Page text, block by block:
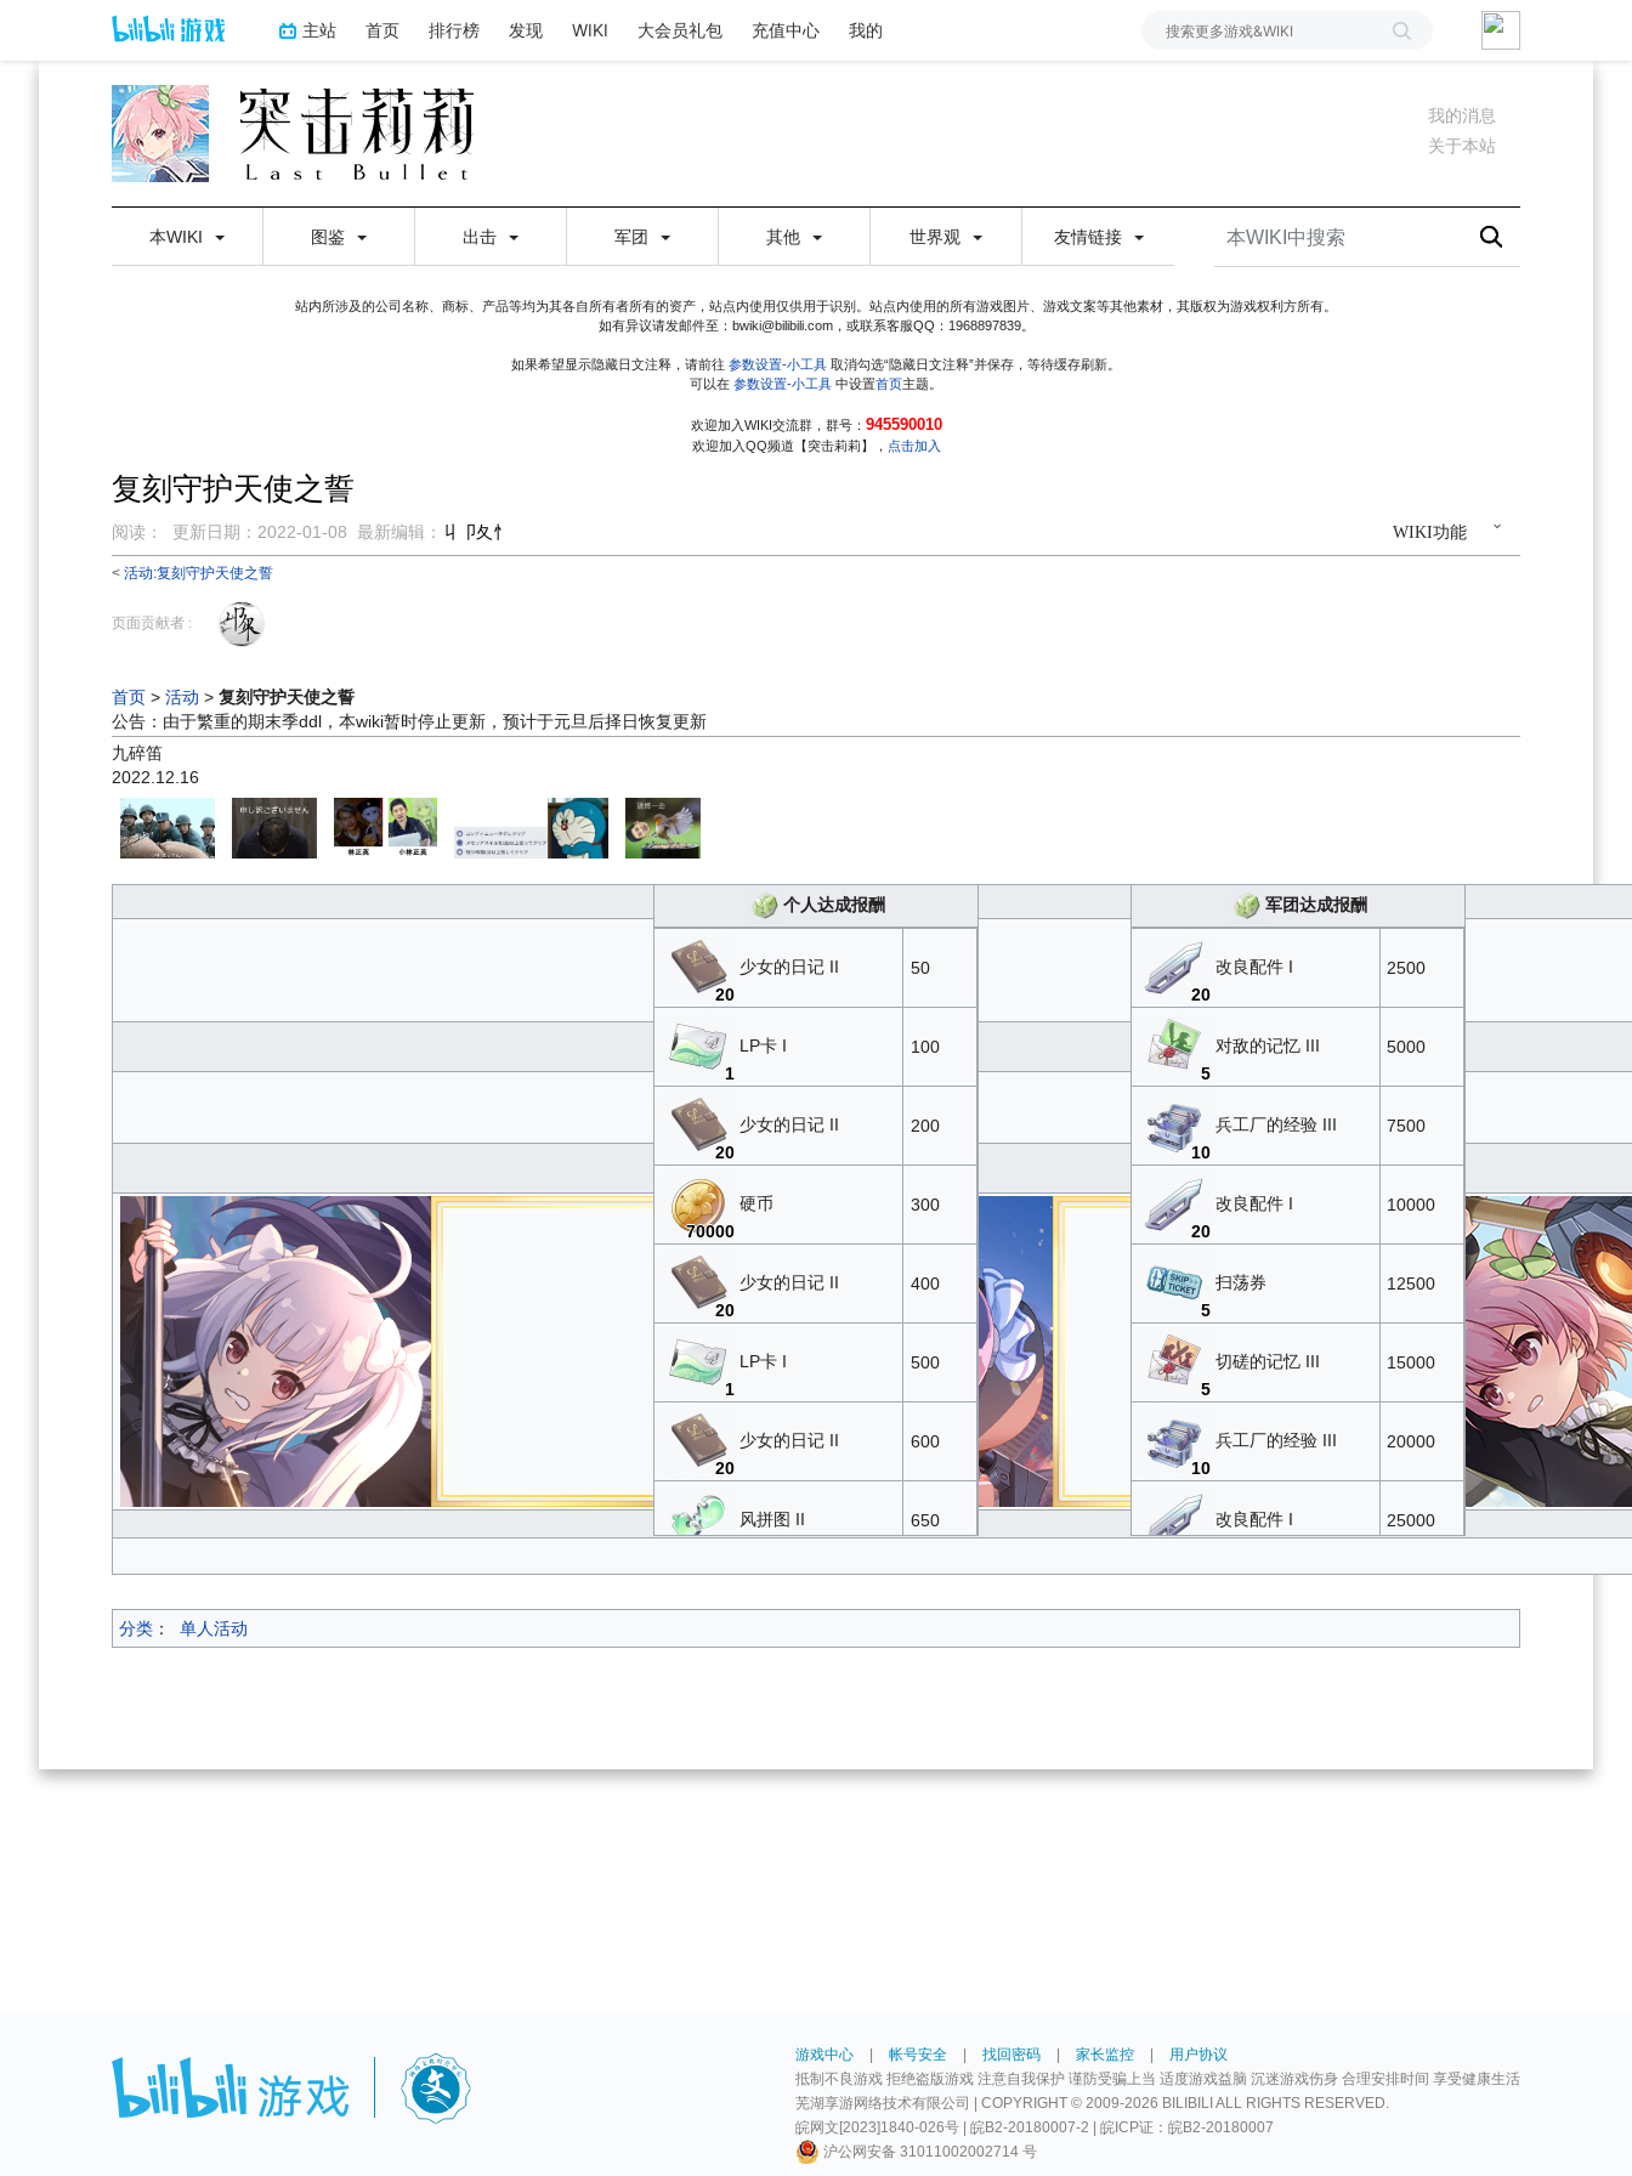
主站 首页 排行榜 发现 WIKI 大会员礼包 充值中心 我的
我的消息
关于本站
本WIKI 图鉴 出击 军团 其他 世界观 友情链接
站内所涉及的公司名称、商标、产品等均为其各自所有者所有的资产，站点内使用仅供用于识别。站点内使用的所有游戏图片、游戏文案等其他素材，其版权为游戏权利方所有。
如有异议请发邮件至：bwiki@bilibili.com，或联系客服QQ：1968897839。
如果希望显示隐藏日文注释，请前往 参数设置-小工具 取消勾选“隐藏日文注释”并保存，等待缓存刷新。
可以在 参数设置-小工具 中设置首页主题。
欢迎加入WIKI交流群，群号： 945590010
欢迎加入QQ频道【突击莉莉】， 点击加入
复刻守护天使之誓
WIKI功能
阅读： 更新日期： 2022-01-08 最新编辑： 丩卩夂忄
< 活动:复刻守护天使之誓
到
到
页面贡献者 :
首页 > 活动 > 复刻守护天使之誓
公告：由于繁重的期末季ddl，本wiki暂时停止更新，预计于元旦后择日恢复更新
九碎笛
2022.12.16
个人达成报酬
20
少女的日记 II 50
1
LP卡 I 100
20
少女的日记 II 200
70000
硬币 300
20
少女的日记 II 400
1
LP卡 I 500
20
少女的日记 II 600
风拼图 II 650
70000
少女的日记 II 1500
1750
军团达成报酬
20
改良配件 I 2500
5
对敌的记忆 III 5000
10
兵工厂的经验 III 7500
20
改良配件 I 10000
5
扫荡券 12500
5
切磋的记忆 III 15000
10
兵工厂的经验 III 20000
改良配件 I 25000
50
5
对敌的记忆 III 65000
分类 ： 单人活动
游戏中心 帐号安全 找回密码 家长监控
用户协议
抵制不良游戏 拒绝盗版游戏 注意自我保护 谨防受骗上当 适度游戏益脑 沉迷游戏伤身 合理安排时间 享受健康生活
芜湖享游网络技术有限公司 | COPYRIGHT © 2009-2026 BILIBILI ALL RIGHTS RESERVED.
皖网文[2023]1840-026号 | 皖B2-20180007-2 | 皖ICP证：皖B2-20180007
沪公网安备 31011002002714 号